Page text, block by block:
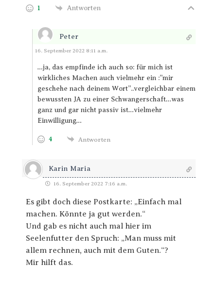
1 Antworten
Peter
Antworten
16. September 2022 8:11 a.m.
…ja, das empfinde ich auch so: für mich ist
wirkliches Machen auch vielmehr ein :”mir
geschehe nach deinem Wort”..vergleichbar einem
bewussten JA zu einer Schwangerschaft…was
ganz und gar nicht passiv ist…vielmehr
Einwilligung…
4 Antworten
Karin Maria
16. September 2022 7:16 a.m.
Es gibt doch diese Postkarte: „Einfach mal
machen. Könnte ja gut werden.“
Und gab es nicht auch mal hier im
Seelenfutter den Spruch: „Man muss mit
allem rechnen, auch mit dem Guten.“?
Mir hilft das.